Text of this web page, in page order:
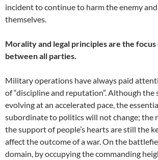
incident to continue to harm the enemy
themselves.
Morality and legal principles are the
between all parties.
Military operations have always paid
of “discipline and reputation”. Although the
evolving at an accelerated pace, the
subordinate to politics will not change; the
the support of people’s hearts are still the
affect the outcome of a war. On the
domain, by occupying the commanding